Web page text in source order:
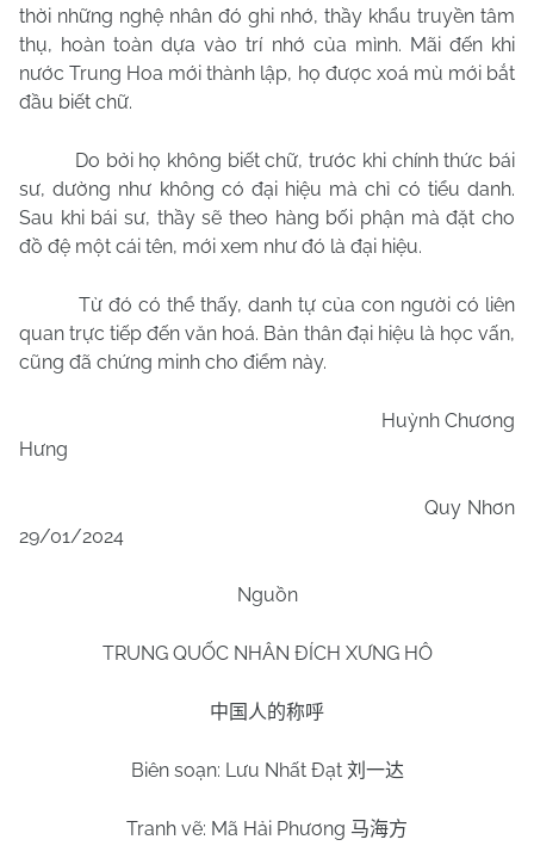
thời những nghệ nhân đó ghi nhớ, thầy khẩu truyền tâm
thụ, hoàn toàn dựa vào trí nhớ của mình. Mãi đến khi
nước Trung Hoa mới thành lập, họ được xoá mù mới bắt
đầu biết chữ.
Do bởi họ không biết chữ, trước khi chính thức bái
sư, dường như không có đại hiệu mà chỉ có tiểu danh.
Sau khi bái sư, thầy sẽ theo hàng bối phận mà đặt cho
đồ đệ một cái tên, mới xem như đó là đại hiệu.
Từ đó có thể thấy, danh tự của con người có liên
quan trực tiếp đến văn hoá. Bản thân đại hiệu là học vấn,
cũng đã chứng minh cho điểm này.
Huỳnh Chương
Hưng
Quy Nhơn
29/01/2024
Nguồn
TRUNG QUỐC NHÂN ĐÍCH XƯNG HÔ
中国人的称呼
Biên soạn: Lưu Nhất Đạt 刘一达
Tranh vẽ: Mã Hải Phương 马海方